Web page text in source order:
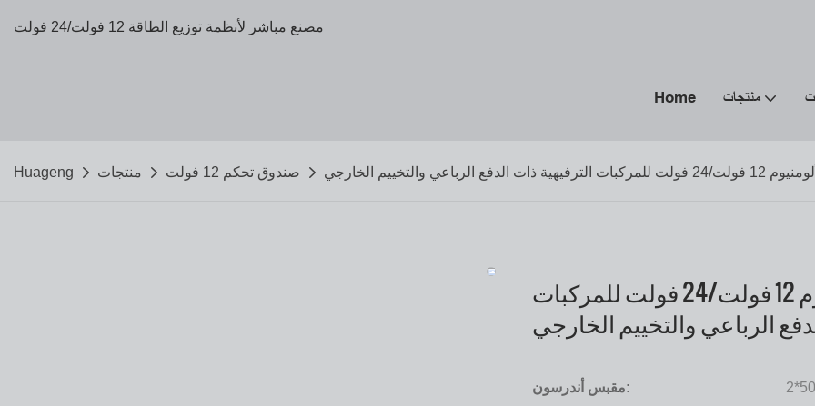
مصنع مباشر لأنظمة توزيع الطاقة 12 فولت/24 فولت
Home منتجات
Huageng منتجات صندوق تحكم 12 فولت والتخييم الخارجي
صندوق تحكم من سبائك الألومنيوم 12 فولت/24 فولت للمركبات
الرباعي والتخييم الخارجي
مقبس أندرسون: